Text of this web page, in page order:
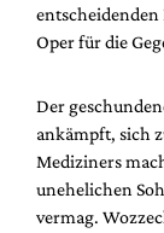
entscheidenden
Oper für die
Der
ankämpft, sich
Mediziners
unehelichen
vermag.